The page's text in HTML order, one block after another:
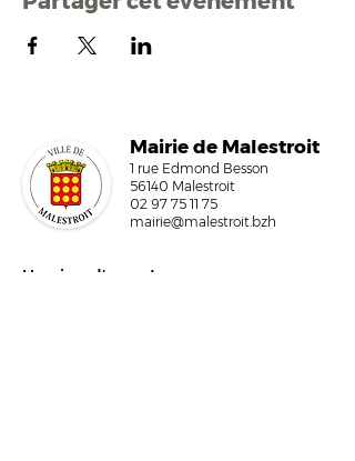
Mairie de Malestroit
1 rue Edmond Besson
56140 Malestroit
02 97 75 11 75
mairie@malestroit.bzh
Horaires d'ouverture